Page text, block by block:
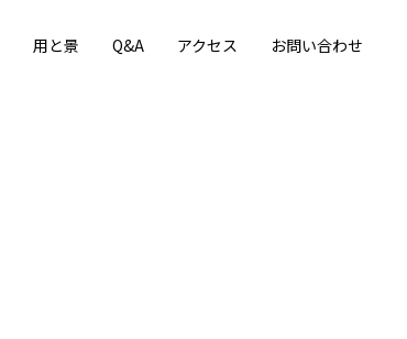
用と景 Q&A アクセス お問い合わせ